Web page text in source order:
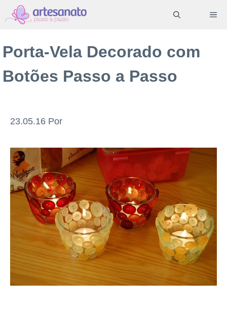
Pular
para
conteúdo
Porta-Vela Decorado com
Botões Passo a Passo
23.05.16 Por